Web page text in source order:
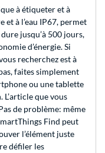
à étiqueter et à
et à l’eau IP67, permet
jusqu’à 500 jours,
d’énergie. Si
recherchez est à
faites simplement
ou une tablette
L’article que vous
de problème: même
Find peut
l’élément juste
défiler les